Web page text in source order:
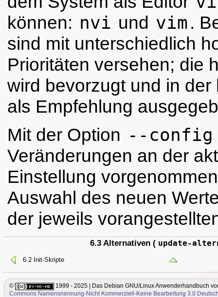
können: nvi und vim .
sind mit unterschiedlich
Prioritäten versehen; die
wird bevorzugt und in der
als Empfehlung
Mit der Option --config
Veränderungen an der
Einstellung
Auswahl des neuen
der jeweils
6.3 Alternativen ( update-
6.2 Init-Skripte
© 1999 - 2025 | Das Debian GNU/Linux Anwenderhandbuch
Commons Namensnennung-Nicht Kommerziell-Keine Bearbeitung 3.0